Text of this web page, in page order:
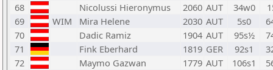
68
Nicolussi Hieronymus 2060 AUT 34w0
69
WIM Mira Helene 2030 AUT 5s0
70
Dadic Ramiz 1904 AUT 95s½
71
Fink Eberhard 1819 GER 92s1
72
Maymo Gazwan 1779 AUT 106s1